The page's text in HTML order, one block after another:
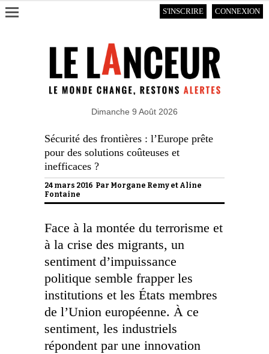
S'INSCRIRE CONNEXION
Dimanche 9 Août 2026
Sécurité des frontières : l’Europe prête
pour des solutions coûteuses et
inefficaces ?
24 mars 2016 Par Morgane Remy et Aline
Fontaine
Face à la montée du terrorisme et
à la crise des migrants, un
sentiment d’impuissance
politique semble frapper les
institutions et les États membres
de l’Union européenne. À ce
sentiment, les industriels
répondent par une innovation